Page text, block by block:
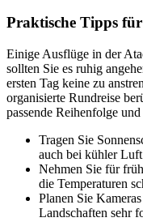
Praktische Tipps
Einige Ausflüge in der
sollten Sie es ruhig
ersten Tag keine zu
organisierte Rundreise
passende Reihenfolge und
Tragen Sie
auch bei kühler
Nehmen Sie für
die Temperaturen
Planen Sie
Landschaften sehr